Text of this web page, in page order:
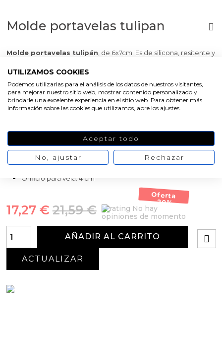
Molde portavelas tulipan
Molde portavelas tulipán , de 6x7cm. Es de silicona, resitente y
velas! Estemolde para hacer portavelas
tulipán y en el centro tiene un orificio de 4 cm para colocar una
vela. Se caracteriza por serantiadherente y flexible, de ahí
que sea muy cómodo trabajar con él. Puedes trabajar con
cemento, resina al agua o escayola. Otra opción es usar cera.
con este molde.
Medidas aprox: 6 cm ancho x 7 cm altura
Peso aprox: 120 g
Orificio para vela: 4 cm
Oferta
-20%
21,59 €
17,27 €
No hay
opiniones de momento
AÑADIR AL CARRITO
UTILIZAMOS COOKIES
Podemos utilizarlas para el análisis de los datos de nuestros visitantes,
para mejorar nuestro sitio web, mostrar contenido personalizado y
brindarle una excelente experiencia en el sitio web. Para obtener más
información sobre las cookies que utilizamos, abre los ajustes.
Aceptar todo
No, ajustar Rechazar